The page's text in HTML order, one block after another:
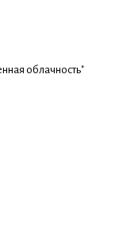
облачность"